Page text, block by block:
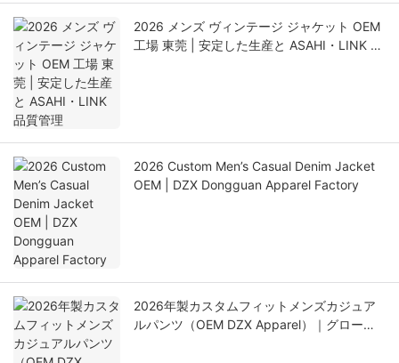
2026 メンズ ヴィンテージ ジャケット OEM
工場 東莞 | 安定した生産と ASAHI・LINK 品
2026 Custom Men’s Casual Denim Jacket
OEM | DZX Dongguan Apparel Factory
2026年製カスタムフィットメンズカジュア
ルパンツ（OEM DZX Apparel）｜グローバ